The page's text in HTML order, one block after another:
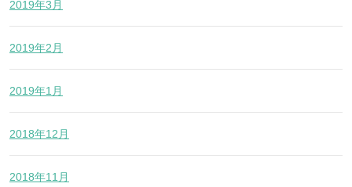
2019年3月
2019年2月
2019年1月
2018年12月
2018年11月